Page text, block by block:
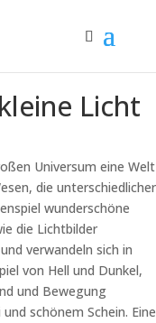
Licht
Universum eine Welt
die unterschiedlicher
wunderschöne
die Lichtbilder
verwandeln sich in
von Hell und Dunkel,
und Bewegung
schönem Schein. Eine